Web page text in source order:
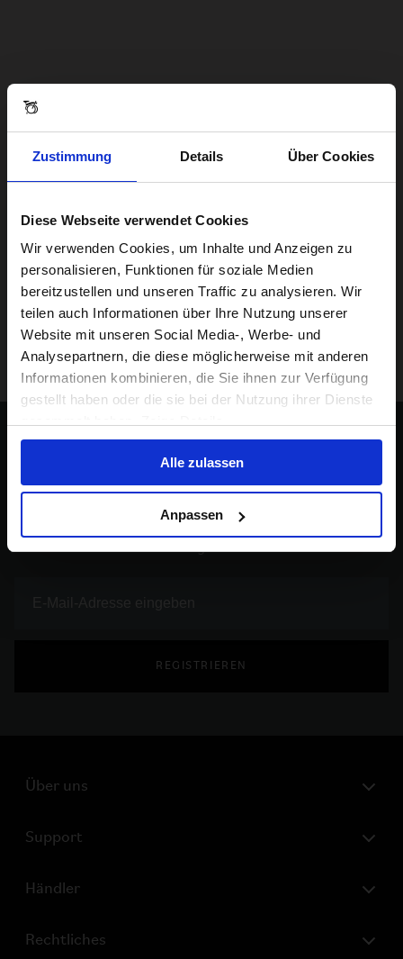
Zustimmung Details Über Cookies
Diese Webseite verwendet Cookies
Wir verwenden Cookies, um Inhalte und Anzeigen zu
personalisieren, Funktionen für soziale Medien
bereitzustellen und unseren Traffic zu analysieren. Wir
teilen auch Informationen über Ihre Nutzung unserer
Website mit unseren Social Media-, Werbe- und
Analysepartnern, die diese möglicherweise mit anderen
Informationen kombinieren, die Sie ihnen zur Verfügung
gestellt haben oder die sie bei der Nutzung ihrer Dienste
Alle zulassen
Anpassen
Bleib auf dem Laufenden
Laufenden.
Wir informieren dich über bevorstehende Kooperationen,
Veranstaltungen und mehr.
REGISTRIEREN
Über uns
Support
Händler
Rechtliches
Visiting from the United States?
For a better experience, please visit our:
US website
No, stay here